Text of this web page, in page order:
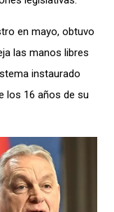
en mayo, obtuvo
las manos libres
instaurado
los 16 años de su